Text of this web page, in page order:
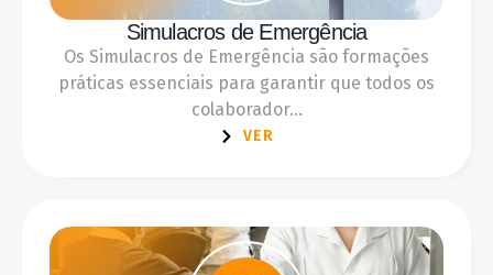
Simulacros de Emergência
Os Simulacros de Emergência são formações
práticas essenciais para garantir que todos os
colaborador...
VER